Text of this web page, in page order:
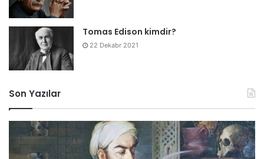
Tomas Edison kimdir?
22 Dekabr 2021
Son Yazılar